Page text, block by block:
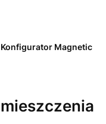
Konfigurator Magnetic